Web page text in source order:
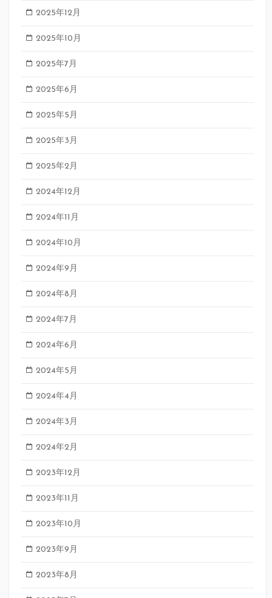
2025年12月
2025年10月
2025年7月
2025年6月
2025年5月
2025年3月
2025年2月
2024年12月
2024年11月
2024年10月
2024年9月
2024年8月
2024年7月
2024年6月
2024年5月
2024年4月
2024年3月
2024年2月
2023年12月
2023年11月
2023年10月
2023年9月
2023年8月